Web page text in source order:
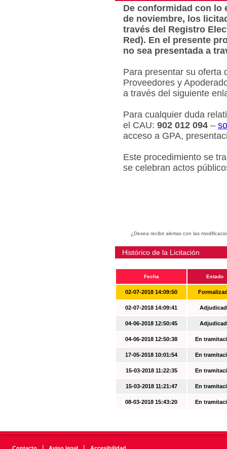
De conformidad con lo
de noviembre, los
través del Registro
Red). En el presente
no sea presentada a
Para presentar su oferta
Proveedores y
a través del siguiente
Para cualquier duda
el CAU: 902 012 094 –
acceso a GPA,
Este procedimiento se
se celebran actos
¿Desea recibir alertas con las
Histórico de la Licitación
Fecha Estado
02-07-2018 14:09:50
02-07-2018 14:09:41
04-06-2018 12:50:45
04-06-2018 12:50:38 En
17-05-2018 10:01:54 En
15-03-2018 11:22:35 En
15-03-2018 11:21:47 En
08-03-2018 15:43:20 En